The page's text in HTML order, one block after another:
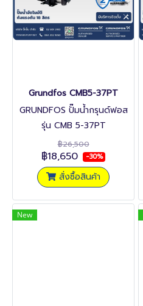
Grundfos CMB5-37PT
GRUNDFOS ปั๊มน้ำกรุนด์ฟอส
รุ่น CMB 5-37PT
฿26,500
฿18,650 -30%
สั่งซื้อสินค้า
New